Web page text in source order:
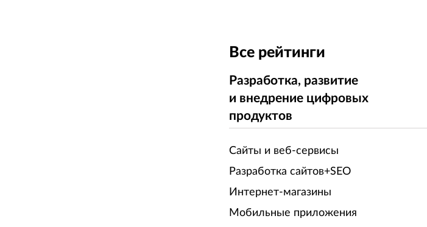
Все рейтинги
Разработка, развитие
и внедрение цифровых
продуктов
Сайты и веб-сервисы
Разработка сайтов+SEO
Интернет-магазины
Мобильные приложения